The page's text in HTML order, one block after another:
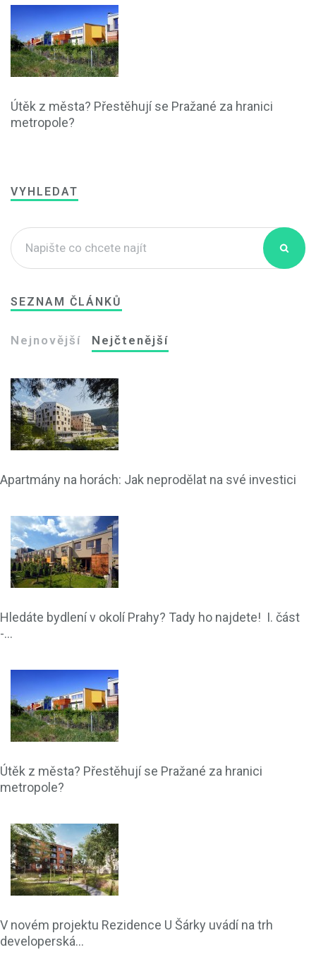
Útěk z města? Přestěhují se Pražané za hranici
metropole?
VYHLEDAT
SEZNAM ČLÁNKŮ
Nejnovější Nejčtenější
Apartmány na horách: Jak neprodělat na své investici
Hledáte bydlení v okolí Prahy? Tady ho najdete! I. část
-...
Útěk z města? Přestěhují se Pražané za hranici
metropole?
V novém projektu Rezidence U Šárky uvádí na trh
developerská...